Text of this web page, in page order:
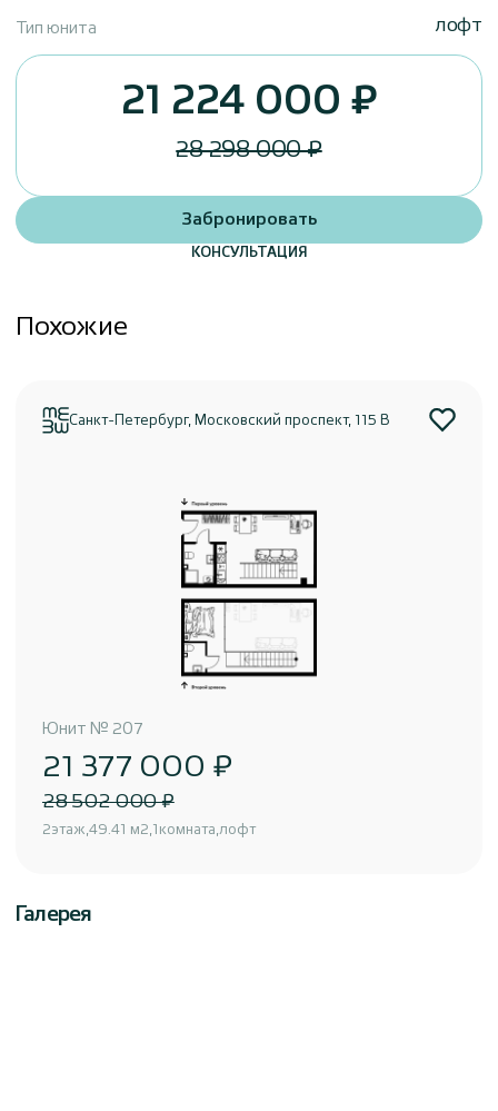
лофт
Тип юнита
21 224 000 ₽
28 298 000 ₽
Забронировать
КОНСУЛЬТАЦИЯ
Похожие
Санкт-Петербург, Московский проспект, 115 В
Юнит № 207
21 377 000 ₽
28 502 000 ₽
2этаж 49.41 м2 комната лофт
Галерея